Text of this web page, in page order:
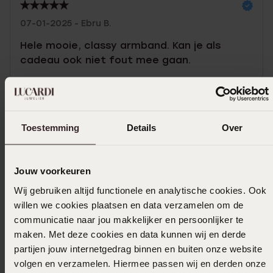
Toestemming Details Over
Jouw voorkeuren
Wij gebruiken altijd functionele en analytische cookies. Ook
willen we cookies plaatsen en data verzamelen om de
communicatie naar jou makkelijker en persoonlijker te
maken. Met deze cookies en data kunnen wij en derde
partijen jouw internetgedrag binnen en buiten onze website
volgen en verzamelen. Hiermee passen wij en derden onze
07-01-2025 - Ebru B.
Hele mooie, classy armband. Kan je als
cadeau ook niet fout mee gaan.
Ook leuk voor jou